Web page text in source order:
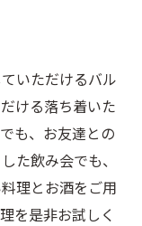
いただけるバル
ける落ち着いた
も、お友達との
た飲み会でも、
理とお酒をご用
を是非お試しく